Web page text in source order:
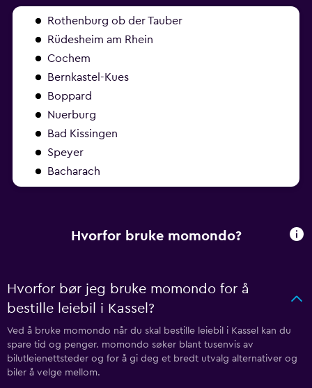
Rothenburg ob der Tauber
Rüdesheim am Rhein
Cochem
Bernkastel-Kues
Boppard
Nuerburg
Bad Kissingen
Speyer
Bacharach
Hvorfor bruke momondo?
Hvorfor bør jeg bruke momondo for å
bestille leiebil i Kassel?
Ved å bruke momondo når du skal bestille leiebil i Kassel kan du
spare tid og penger. momondo søker blant tusenvis av
bilutleienettsteder og for å gi deg et bredt utvalg alternativer og
biler å velge mellom.